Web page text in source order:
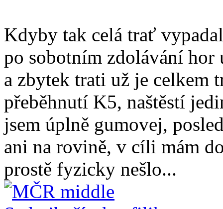
Kdyby tak celá trať
po sobotním zdolávání hor
a zbytek trati už je celkem
přeběhnutí K5, naštěstí
jsem úplně gumovej,
ani na rovině, v cíli mám
prostě fyzicky nešlo...